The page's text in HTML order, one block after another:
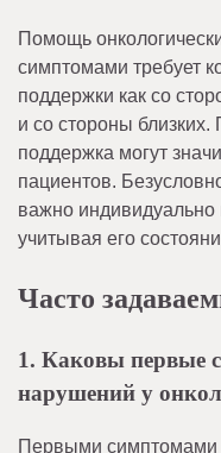
Помощь
симптомами требует
поддержки как со
и со стороны
поддержка могут
пациентов.
важно индивидуально
учитывая его
Часто
1. Каковы первые
нарушений у
Первыми симптомами